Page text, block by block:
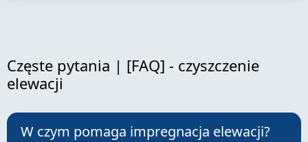
Częste pytania | [FAQ] - czyszczenie
elewacji
W czym pomaga impregnacja elewacji?